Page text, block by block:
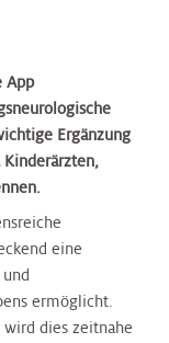
App
Ergänzung
eine
ermöglicht.
dies zeitnahe